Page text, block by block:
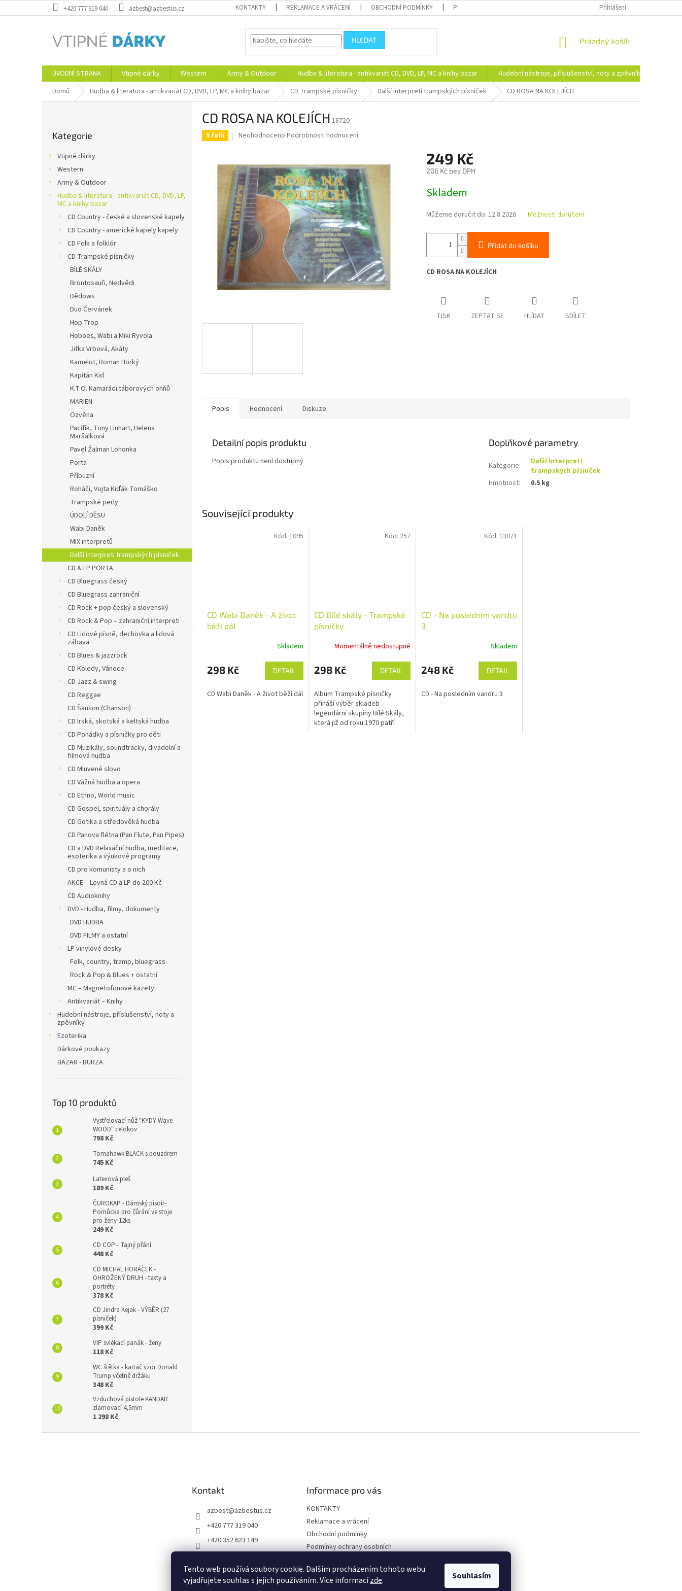
Tento web používá soubory cookie. Dalším procházením tohoto webu
vyjadřujete souhlas s jejich používáním. Více informacízde. Souhlasím
na
+420 777 319 040 azbest@azbestus.cz KONTAKTY REKLAMACE A VRÁCENÍ OBCHODNÍ PODMÍNKY PODMÍNKY OCHRANY OSOBNÍCH ÚDAJŮ DOPRAVA A PLATBA
Přihlášení
HLEDAT
NÁKUPNÍ
Prázdný košík
ÚVODNÍ STRANA Vtipné dárky Western Army & Outdoor Hudba & literatura - antikvariát CD, DVD, LP, MC a knihy bazar Hudební nástroje, příslušenství, noty a zpěvníky
Domů
Hudba & literatura - antikvariát CD, DVD, LP, MC a knihy bazar CD Trampské písničky Další interpreti trampských písniček CD ROSA NA KOLEJÍCH
kategorie
Kategorie
Vtipné dárky
Western
Army & Outdoor
Hudba & literatura - antikvariát CD, DVD, LP,
MC a knihy bazar
CD Country - české a slovenské kapely
CD Country - americké kapely kapely
CD Folk a folklór
CD Trampské písničky
BÍLÉ SKÁLY
Brontosauři, Nedvědi
Dědows
Duo Červánek
Hop Trop
Hoboes, Wabi a Miki Ryvola
Jitka Vrbová, Akáty
Kamelot, Roman Horký
Kapitán Kid
K.T.O. Kamarádi táborových ohňů
MARIEN
Ozvěna
Pacifik, Tony Linhart, Helena
Maršálková
Pavel Žalman Lohonka
Porta
Příbuzní
Roháči, Vojta Kiďák Tomáško
Trampské perly
ÚDOLÍ DĚSU
Wabi Daněk
MIX interpretů
Další interpreti trampských písniček
CD & LP PORTA
CD Bluegrass český
CD Bluegrass zahraniční
CD Rock + pop český a slovenský
CD Rock & Pop – zahraniční interpreti
CD Lidové písně, dechovka a lidová
zábava
CD Blues & jazzrock
CD Koledy, Vánoce
CD Jazz & swing
CD Reggae
CD Šanson (Chanson)
CD Irská, skotská a keltská hudba
CD Pohádky a písničky pro děti
CD Muzikály, soundtracky, divadelní a
filmová hudba
CD Mluvené slovo
CD Vážná hudba a opera
CD Ethno, World music
CD Gospel, spirituály a chorály
CD Gotika a středověká hudba
CD Panova flétna (Pan Flute, Pan Pipes)
CD a DVD Relaxační hudba, meditace,
esoterika a výukové programy
CD pro komunisty a o nich
AKCE – Levná CD a LP do 200 Kč
CD Audioknihy
DVD - Hudba, filmy, dokumenty
DVD HUDBA
DVD FILMY a ostatní
LP vinylové desky
Folk, country, tramp, bluegrass
Rock & Pop & Blues + ostatní
MC – Magnetofonové kazety
Antikvariát – Knihy
Hudební nástroje, příslušenství, noty a
zpěvníky
Ezoterika
Dárkové poukazy
BAZAR - BURZA
Top 10 produktů
Vystřelovací nůž "KYDY Wave
WOOD" celokov
798 Kč
Tomahawk BLACK s pouzdrem
745 Kč
Latexová pleš
189 Kč
ČUROKAP - Dámský pisoir-
Pomůcka pro čůrání ve stoje
pro ženy-12ks
249 Kč
CD COP - Tajný přání
448 Kč
CD MICHAL HORÁČEK -
OHROŽENÝ DRUH - texty a
portréty
378 Kč
CD Jindra Kejak - VÝBĚR (27
písniček)
399 Kč
VIP svlékací panák - ženy
118 Kč
WC štětka - kartáč vzor Donald
Trump včetně držáku
348 Kč
Vzduchová pistole KANDAR
zlamovací 4,5mm
1 298 Kč
CD ROSA NA KOLEJÍCH 18720
S folií
Průměrné
je
0,0
z
5
hvězdiček.
Neohodnoceno Podrobnosti hodnocení
249 Kč
206 Kč bez DPH
cena:
Skladem
Můžeme doručit do: 12.8.2026 Možnosti doručení
Přidat do košíku
CD ROSA NA KOLEJÍCH
TISK ZEPTAT SE HLÍDAT SDÍLET
Popis Hodnocení Diskuze
Detailní popis produktu
Popis produktu není dostupný
Doplňkové parametry
Kategorie:
Další interpreti
trampských písniček
Hmotnost: 0.5 kg
Související produkty
CD Wabi Daněk - A život
běží dál
Skladem
298 Kč DETAIL
CD Wabi Daněk - A život běží dál
Kód: 1095
CD Bílé skály - Trampské
písničky
Momentálně nedostupné
298 Kč DETAIL
Album Trampské písničky
přináší výběr skladeb
legendární skupiny Bílé Skály,
která již od roku 1970 patří
Kód: 257
CD - Na posledním vandru
3
Skladem
248 Kč DETAIL
CD - Na posledním vandru 3
Kód:13071
Kontakt
azbest@azbestus.cz
+420 777 319 040
+420 352 623 149
m/vtipne-darkyinfo-16841
5396612968/
Informace pro vás
KONTAKTY
Reklamace a vrácení
Obchodní podmínky
Podmínky ochrany osobních
Doprava a platba